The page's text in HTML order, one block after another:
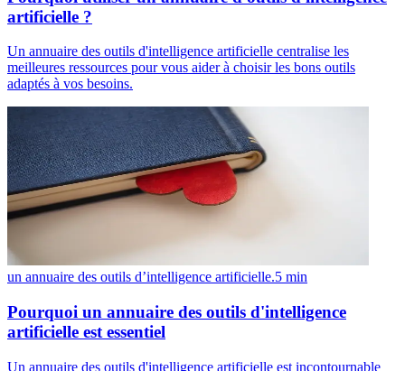
artificielle ?
Un annuaire des outils d'intelligence artificielle centralise les
meilleures ressources pour vous aider à choisir les bons outils
adaptés à vos besoins.
un annuaire des outils d’intelligence artificielle.5 min
Pourquoi un annuaire des outils d'intelligence
artificielle est essentiel
Un annuaire des outils d'intelligence artificielle est incontournable